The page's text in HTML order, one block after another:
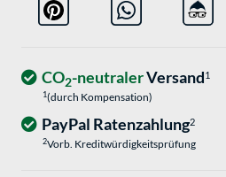
CO2-neutralerVersand1
1(durch Kompensation)
PayPal Ratenzahlung2
2Vorb. Kreditwürdigkeitsprüfung